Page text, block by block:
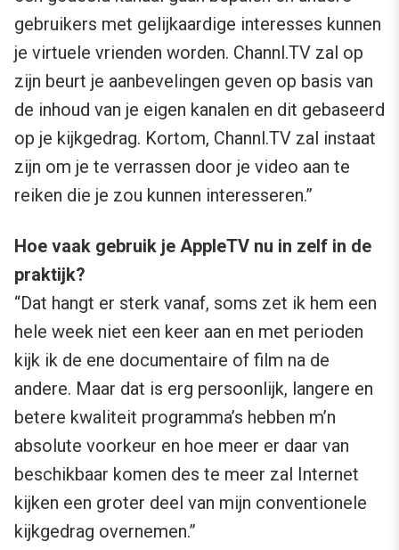
gebruikers met gelijkaardige interesses kunnen
je virtuele vrienden worden. Channl.TV zal op
zijn beurt je aanbevelingen geven op basis van
de inhoud van je eigen kanalen en dit gebaseerd
op je kijkgedrag. Kortom, Channl.TV zal instaat
zijn om je te verrassen door je video aan te
reiken die je zou kunnen interesseren.”
Hoe vaak gebruik je AppleTV nu in zelf in de
praktijk?
“Dat hangt er sterk vanaf, soms zet ik hem een
hele week niet een keer aan en met perioden
kijk ik de ene documentaire of film na de
andere. Maar dat is erg persoonlijk, langere en
betere kwaliteit programma’s hebben m’n
absolute voorkeur en hoe meer er daar van
beschikbaar komen des te meer zal Internet
kijken een groter deel van mijn conventionele
kijkgedrag overnemen.”